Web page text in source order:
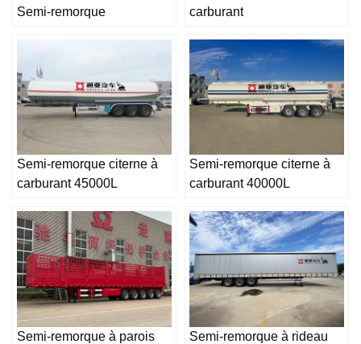
Semi-remorque
carburant
Semi-remorque citerne à
carburant 45000L
Semi-remorque citerne à
carburant 40000L
Semi-remorque à parois Semi-remorque à rideau